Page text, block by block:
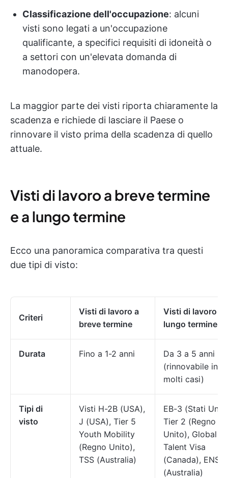
Classificazione dell'occupazione: alcuni
visti sono legati a un'occupazione
qualificante, a specifici requisiti di idoneità o
a settori con un'elevata domanda di
manodopera.
La maggior parte dei visti riporta chiaramente la
scadenza e richiede di lasciare il Paese o
rinnovare il visto prima della scadenza di quello
attuale.
Visti di lavoro a breve termine
e a lungo termine
Ecco una panoramica comparativa tra questi
due tipi di visto:
Criteri
Visti di lavoro a
breve termine
Visti di lavoro a
lungo termine
Durata Fino a 1-2 anni
Da 3 a 5 anni
(rinnovabile in
molti casi)
Tipi di
visto
Visti H-2B (USA),
J (USA), Tier 5
Youth Mobility
(Regno Unito),
TSS (Australia)
EB-3 (Stati
Tier 2 (Regno
Unito), Global
Talent Visa
(Canada), ENS
(Australia)